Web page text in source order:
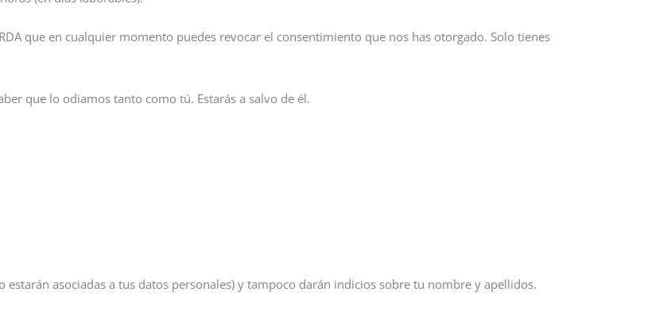
que en cualquier momento puedes revocar el consentimiento que nos has otorgado. Solo tienes
que lo odiamos tanto como tú. Estarás a salvo de él.
asociadas a tus datos personales) y tampoco darán indicios sobre tu nombre y apellidos.